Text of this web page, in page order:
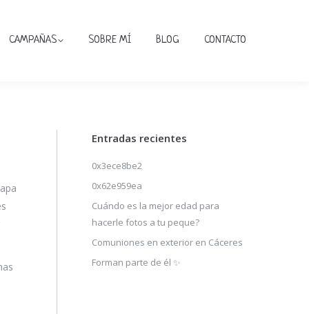
CAMPAÑAS SOBRE MÍ BLOG CONTACTO
Entradas recientes
0x3ece8be2
0x62e959ea
Cuándo es la mejor edad para
hacerle fotos a tu peque?
Comuniones en exterior en Cáceres
Forman parte de él ✨